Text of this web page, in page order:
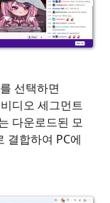
선택하면
디오 세그먼트
다운로드된 모
결합하여 PC에